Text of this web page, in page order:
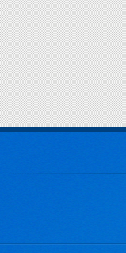
rohs